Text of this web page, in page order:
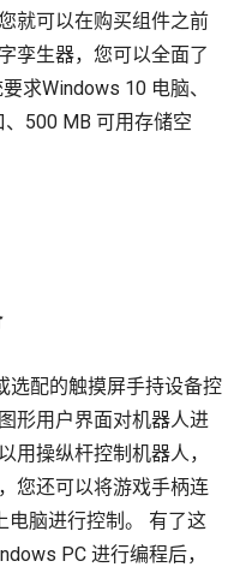
就可以在购买组件之前
孪生器，您可以全面了
求Windows 10 电脑、
500 MB 可用存储空
选配的触摸屏手持设备控
形用户界面对机器人进
用操纵杆控制机器人，
您还可以将游戏手柄连
电脑进行控制。 有了这
PC 进行编程后，